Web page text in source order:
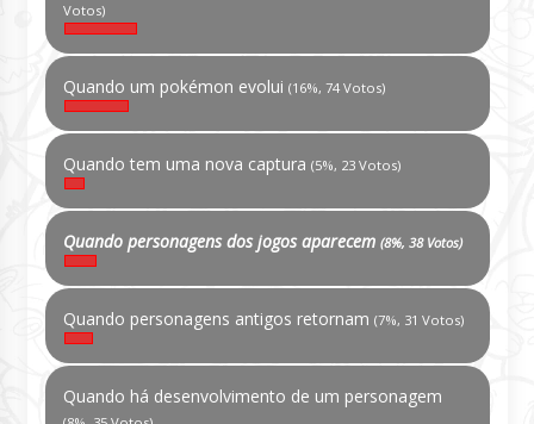
Votos)
Quando um pokémon evolui (16%, 74 Votos)
Quando tem uma nova captura (5%, 23 Votos)
Quando personagens dos jogos aparecem (8%, 38 Votos)
Quando personagens antigos retornam (7%, 31 Votos)
Quando há desenvolvimento de um personagem